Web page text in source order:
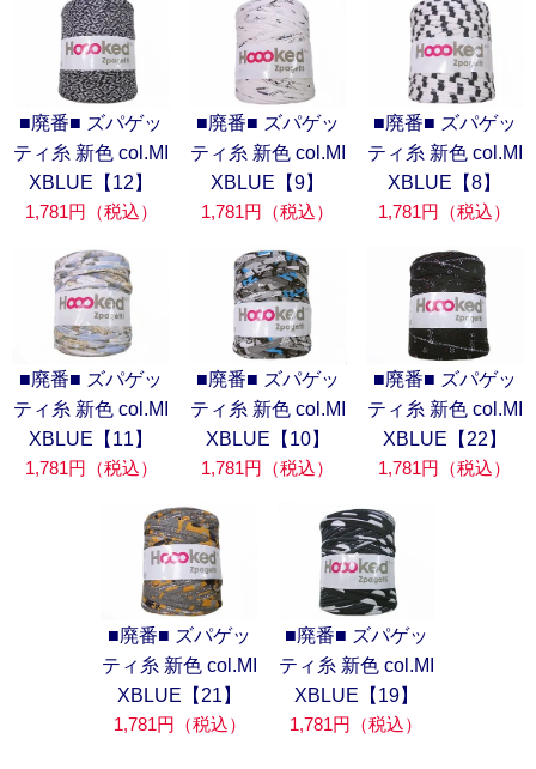
■廃番■ ズパゲッ
ティ糸 新色 col.MI
XBLUE【12】
1,781円（税込）
■廃番■ ズパゲッ
ティ糸 新色 col.MI
XBLUE【9】
1,781円（税込）
■廃番■ ズパゲッ
ティ糸 新色 col.MI
XBLUE【8】
1,781円（税込）
■廃番■ ズパゲッ
ティ糸 新色 col.MI
XBLUE【11】
1,781円（税込）
■廃番■ ズパゲッ
ティ糸 新色 col.MI
XBLUE【10】
1,781円（税込）
■廃番■ ズパゲッ
ティ糸 新色 col.MI
XBLUE【22】
1,781円（税込）
■廃番■ ズパゲッ
ティ糸 新色 col.MI
XBLUE【21】
1,781円（税込）
■廃番■ ズパゲッ
ティ糸 新色 col.MI
XBLUE【19】
1,781円（税込）